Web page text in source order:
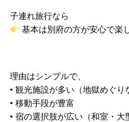
子連れ旅行なら
基本は別府の方が安心で楽
理由はシンプルで、
• 観光施設が多い（地獄めぐり
• 移動手段が豊富
• 宿の選択肢が広い（和室・大